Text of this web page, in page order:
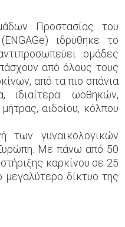
Προστασίας του
ιδρύθηκε το
ομάδες
από όλους τους
από τα πιο σπάνια
ιδιαίτερα: ωοθηκών,
αιδοίου, κόλπου
των γυναικολογικών
Με πάνω από 50
καρκίνου σε 25
μεγαλύτερο δίκτυο της